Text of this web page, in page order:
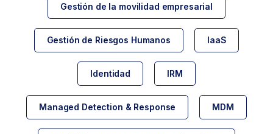
Gestión de la movilidad empresarial
Gestión de Riesgos Humanos IaaS
Identidad IRM
Managed Detection & Response MDM